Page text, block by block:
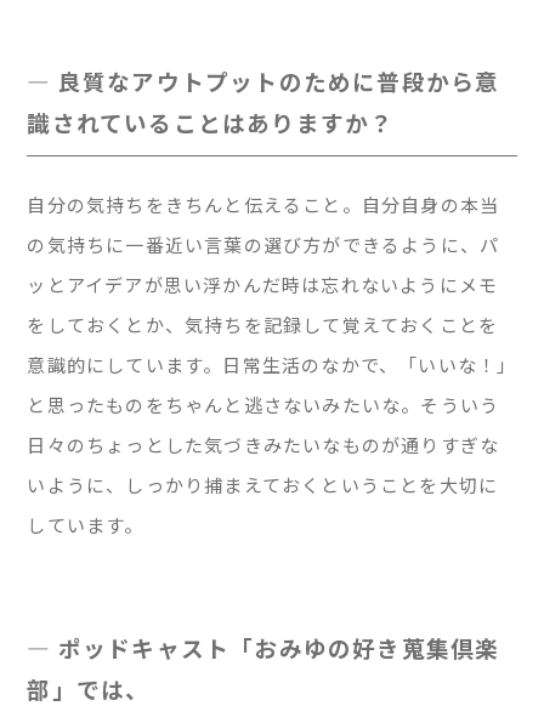
— 良質なアウトプットのために普段から意
識されていることはありますか？
自分の気持ちをきちんと伝えること。自分自身の本当
の気持ちに一番近い言葉の選び方ができるように、パ
ッとアイデアが思い浮かんだ時は忘れないようにメモ
をしておくとか、気持ちを記録して覚えておくことを
意識的にしています。日常生活のなかで、「いいな！」
と思ったものをちゃんと逃さないみたいな。そういう
日々のちょっとした気づきみたいなものが通りすぎな
いように、しっかり捕まえておくということを大切に
しています。
— ポッドキャスト「おみゆの好き蒐集倶楽
部」では、